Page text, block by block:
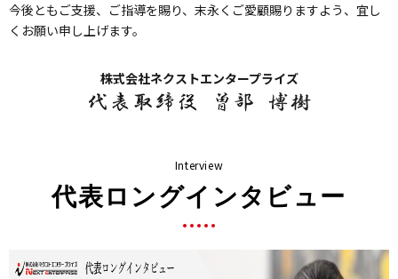
今後ともご支援、ご指導を賜り、末永くご愛顧賜りますよう、宜し
くお願い申し上げます。
株式会社ネクストエンタープライズ
Interview
代表ロングインタビュー